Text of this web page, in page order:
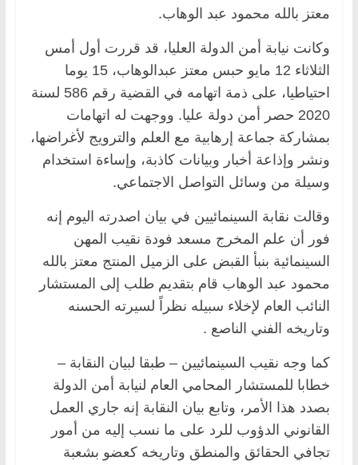
معتز بالله محمود عبد الوهاب.
وكانت نيابة أمن الدولة العليا، قد قررت أول أمس
الثلاثاء 12 مايو حبس معتز عبدالوهاب، 15 يوما
احتياطيا، على ذمة اتهامه في القضية رقم 586 لسنة
2020 حصر أمن دولة عليا. ووجهت له اتهامات
بمشاركة جماعة إرهابية مع العلم والترويج لأغراضها،
ونشر وإذاعة أخبار وبيانات كاذبة، وإساءة استخدام
وسيلة من وسائل التواصل الاجتماعي.
وقالت نقابة السينمائيين في بيان اصدرته اليوم إنه
فور أن علم المخرج مسعد فودة نقيب المهن
السينمائية بنبأ القبض على الزميل المنتج معتز بالله
محمود عبد الوهاب قام بتقديم طلب إلى المستشار
النائب العام لإخلاء سبيله نظراً لسيرته الحسنه
وتاريخه الفني الناصع .
كما وجه نقيب السينمائيين – طبقا لبيان النقابة –
خطابا للمستشار المحامي العام لنيابة أمن الدولة
بصدد هذا الأمر، وتابع بيان النقابة إنه جاري العمل
القانوني الدؤوب للرد على ما نسب إليه من أمور
تجافي الحقائق والمنطق وتاريخه كعضو بشعبة